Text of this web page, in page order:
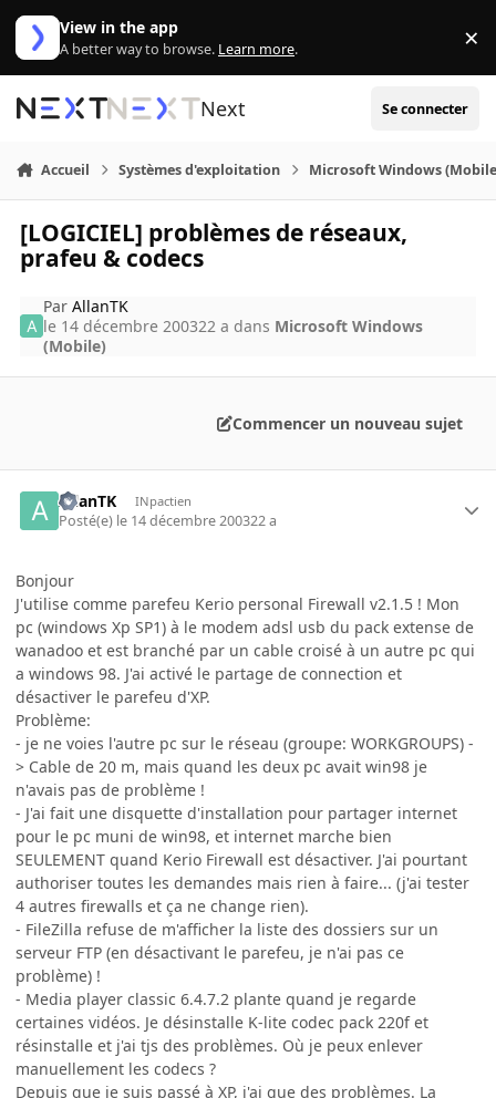
Aller au contenu
View in the app
A better way to browse. Learn more. ×
Next Se connecter
Accueil Systèmes d'exploitation Microsoft Windows
[LOGICIEL] problèmes de réseaux,
prafeu & codecs
ParAllanTK
le 14 décembre 200322 a dans Microsoft Windows
(Mobile)
Commencer un nouveau sujet
AllanTK INpactien
Posté(e) le 14 décembre 200322 a
Bonjour
J'utilise comme parefeu Kerio personal Firewall v2.1.5 ! Mon
pc (windows Xp SP1) à le modem adsl usb du pack extense de
wanadoo et est branché par un cable croisé à un autre pc qui
a windows 98. J'ai activé le partage de connection et
désactiver le parefeu d'XP.
Problème:
- je ne voies l'autre pc sur le réseau (groupe: WORKGROUPS) -
> Cable de 20 m, mais quand les deux pc avait win98 je
n'avais pas de problème !
- J'ai fait une disquette d'installation pour partager internet
pour le pc muni de win98, et internet marche bien
SEULEMENT quand Kerio Firewall est désactiver. J'ai pourtant
authoriser toutes les demandes mais rien à faire... (j'ai tester
4 autres firewalls et ça ne change rien).
- FileZilla refuse de m'afficher la liste des dossiers sur un
serveur FTP (en désactivant le parefeu, je n'ai pas ce
problème) !
- Media player classic 6.4.7.2 plante quand je regarde
certaines vidéos. Je désinstalle K-lite codec pack 220f et
résinstalle et j'ai tjs des problèmes. Où je peux enlever
manuellement les codecs ?
Depuis que je suis passé à XP, j'ai que des problèmes. La